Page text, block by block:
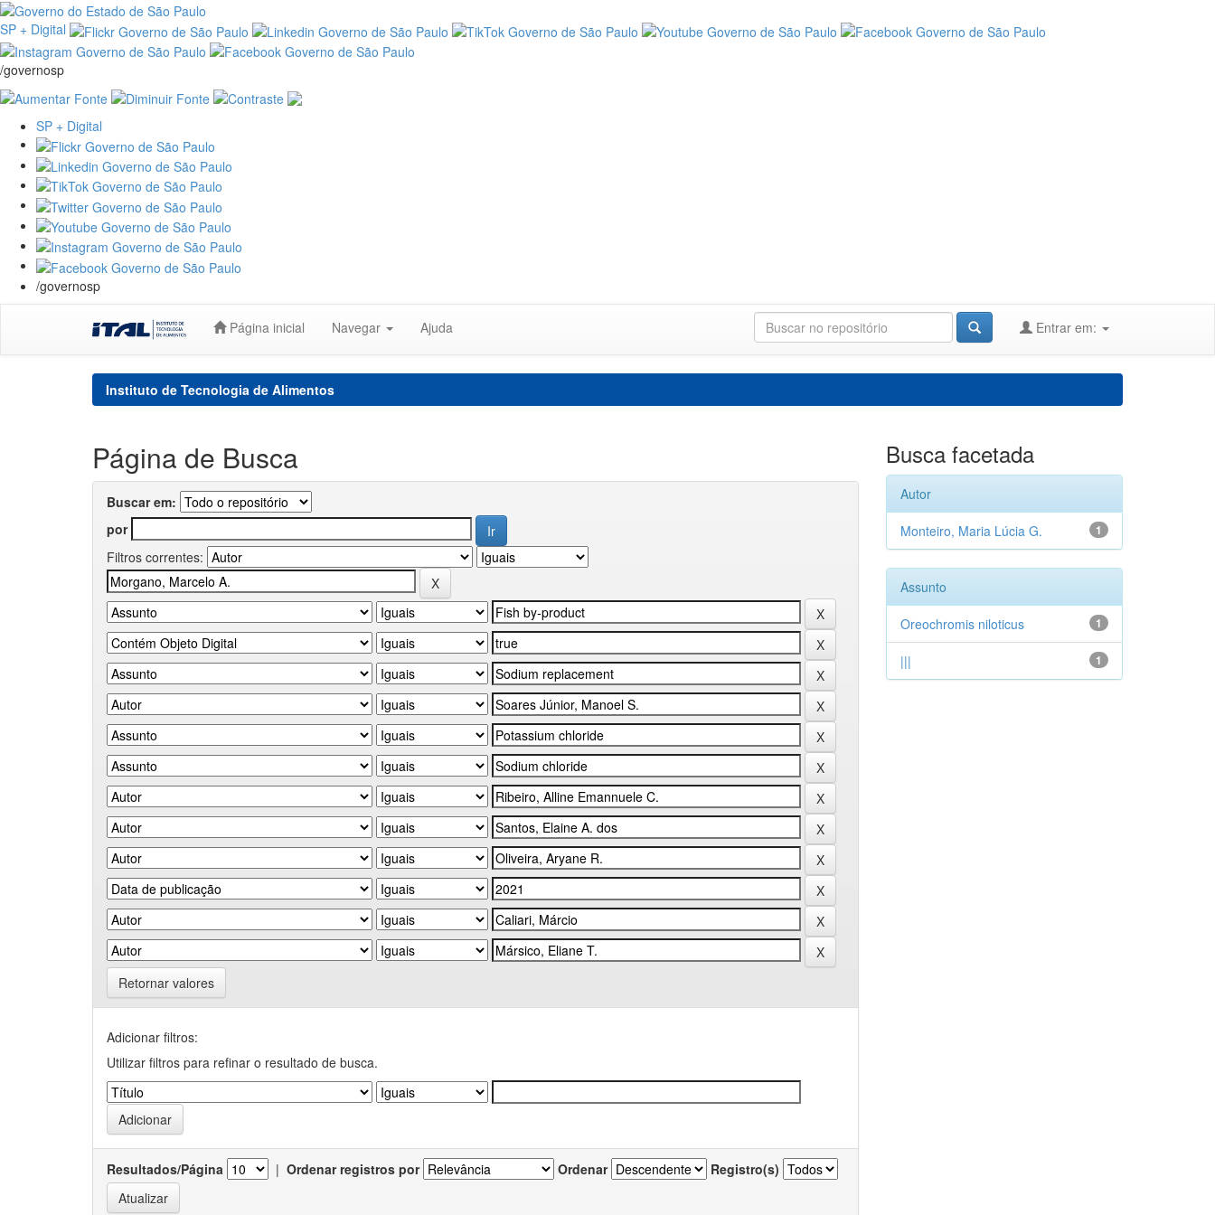
SP + Digital
/governosp
SP + Digital
/governosp
Página inicial Navegar Ajuda Entrar em:
Instituto de Tecnologia de Alimentos
Página de Busca
Buscar em:
por
Filtros correntes:
Retornar valores
Adicionar filtros:
Utilizar filtros para refinar o resultado de busca.
Resultados/Página | Ordenar registros por Ordenar Registro(s)
Busca facetada
Autor
1
Monteiro, Maria Lúcia G.
Assunto
1
Oreochromis niloticus
1
|||